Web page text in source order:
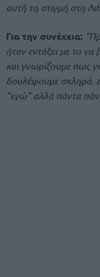
αυτή τη στιγμή στη
Για την συνέχεια:
ήταν εντάξει με το
και γνωρίζουμε πως
δουλέψουμε σκληρά.
“εγώ” αλλά πάντα